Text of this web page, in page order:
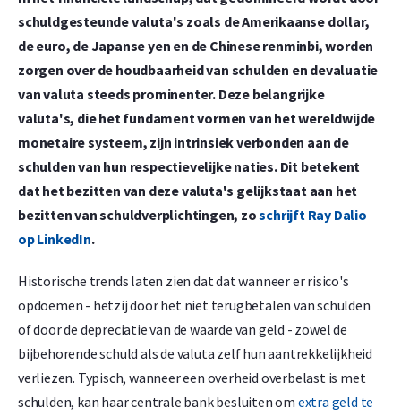
schuldgesteunde valuta's zoals de Amerikaanse dollar,
de euro, de Japanse yen en de Chinese renminbi, worden
zorgen over de houdbaarheid van schulden en devaluatie
van valuta steeds prominenter. Deze belangrijke
valuta's, die het fundament vormen van het wereldwijde
monetaire systeem, zijn intrinsiek verbonden aan de
schulden van hun respectievelijke naties. Dit betekent
dat het bezitten van deze valuta's gelijkstaat aan het
bezitten van schuldverplichtingen, zoschrijft Ray Dalio
op LinkedIn.
Historische trends laten zien dat dat wanneer er risico's
opdoemen - hetzij door het niet terugbetalen van schulden
of door de depreciatie van de waarde van geld - zowel de
bijbehorende schuld als de valuta zelf hun aantrekkelijkheid
verliezen. Typisch, wanneer een overheid overbelast is met
schulden, kan haar centrale bank besluiten om extra geld te